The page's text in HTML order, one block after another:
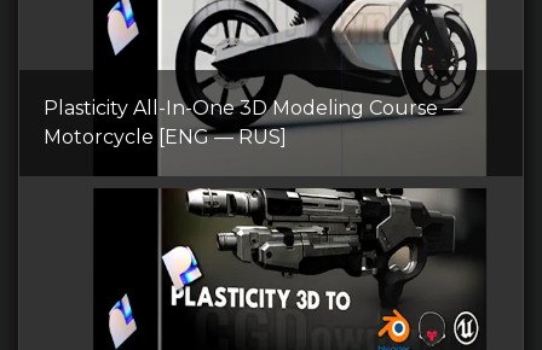
Plasticity All-In-One 3D Modeling Course —
Motorcycle [ENG — RUS]